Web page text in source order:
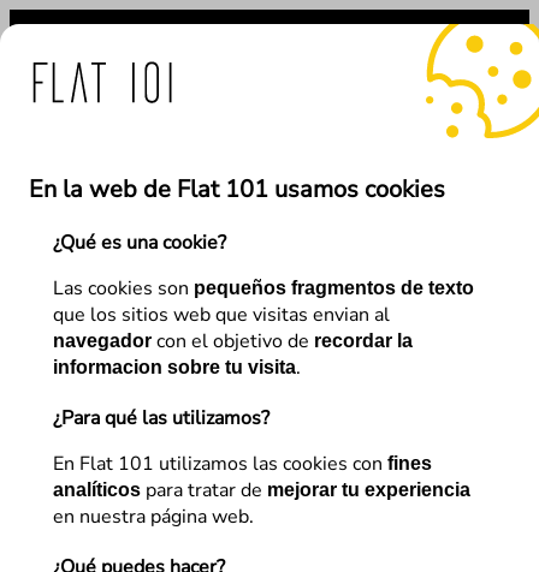
En la web de Flat 101 usamos cookies
¿Qué es una cookie?
Las cookies son pequeños fragmentos de texto
que los sitios web que visitas envian al
navegador con el objetivo de recordar la
informacion sobre tu visita.
¿Para qué las utilizamos?
En Flat 101 utilizamos las cookies con fines
analíticos para tratar de mejorar tu experiencia
en nuestra página web.
Saltar
contenido
de nuestra
Anterior Siguiente
Diseño – UX
6 plugins gratuitos que
acelerarán tu sitio web
Flat 101